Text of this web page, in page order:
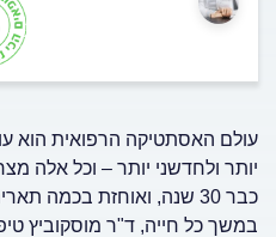
עולם האסתטיקה הרפואית הוא
יותר ולחדשני יותר – וכל אלה
במשך כל חייה, ד"ר מוסקוביץ